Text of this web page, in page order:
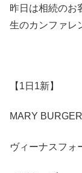
昨日は相続のお
生のカンファレ
【1日1新】
MARY
ヴィーナスフォ